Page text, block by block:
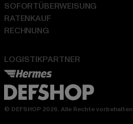
LOGISTIKPARTNER
SOFORTÜBERWEISUNG
RATENKAUF
RECHNUNG
© DEFSHOP 2026. Alle Rechte vorbehalten